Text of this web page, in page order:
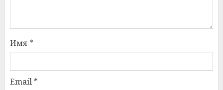
Имя *
Email *